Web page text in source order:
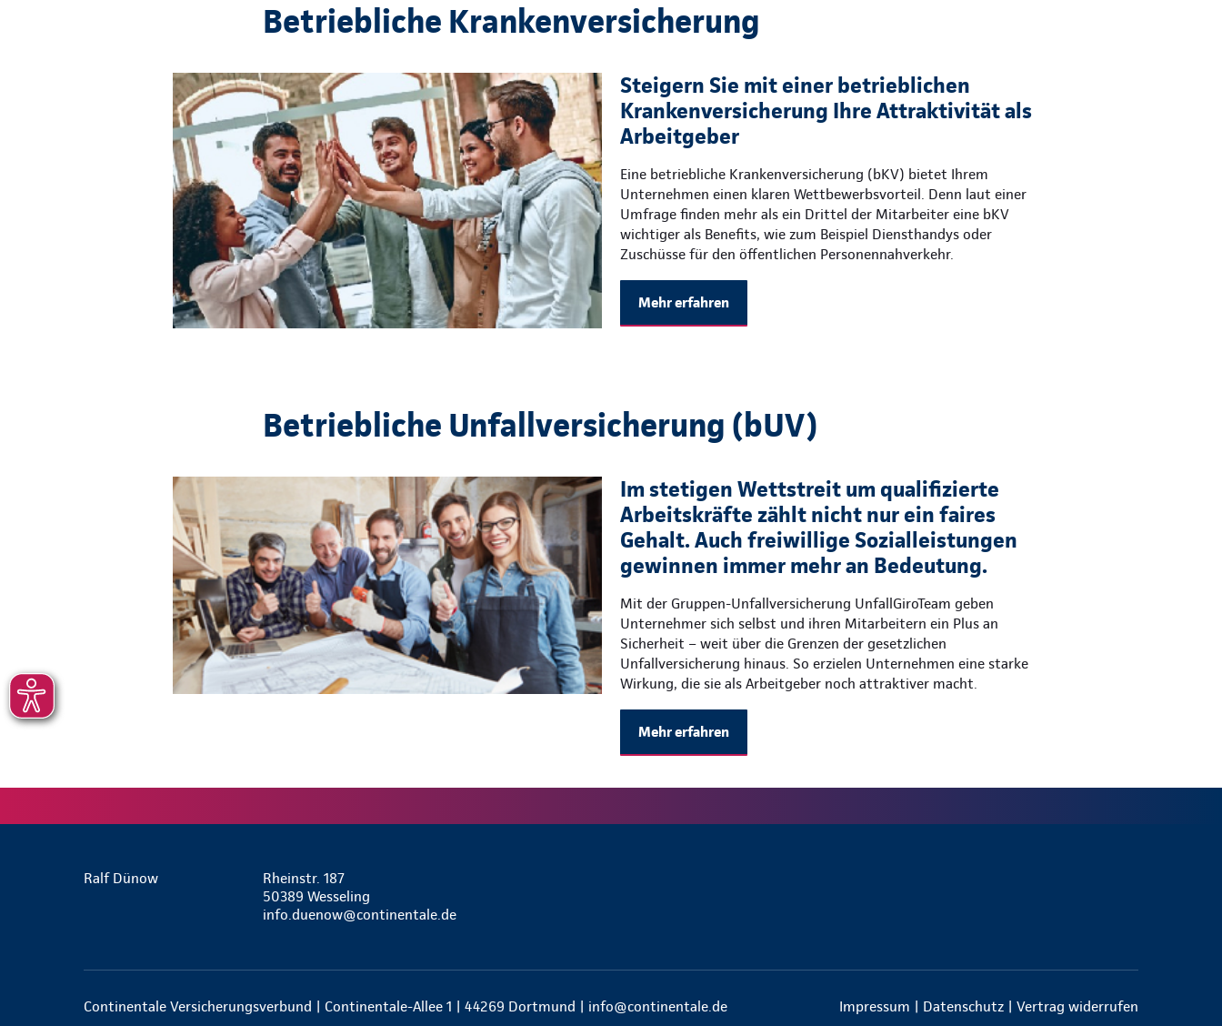
Betriebliche Krankenversicherung
Steigern Sie mit einer betrieblichen
Krankenversicherung Ihre Attraktivität als
Arbeitgeber
Eine betriebliche Krankenversicherung (bKV) bietet Ihrem
Unternehmen einen klaren Wettbewerbsvorteil. Denn laut einer
Umfrage finden mehr als ein Drittel der Mitarbeiter eine bKV
wichtiger als Benefits, wie zum Beispiel Diensthandys oder
Zuschüsse für den öffentlichen Personennahverkehr.
Mehr erfahren
Betriebliche Unfallversicherung (bUV)
Im stetigen Wettstreit um qualifizierte
Arbeitskräfte zählt nicht nur ein faires
Gehalt. Auch freiwillige Sozialleistungen
gewinnen immer mehr an Bedeutung.
Mit der Gruppen-Unfallversicherung UnfallGiroTeam geben
Unternehmer sich selbst und ihren Mitarbeitern ein Plus an
Sicherheit – weit über die Grenzen der gesetzlichen
Unfallversicherung hinaus. So erzielen Unternehmen eine starke
Wirkung, die sie als Arbeitgeber noch attraktiver macht.
Mehr erfahren
Ralf Dünow
Rheinstr. 187
50389 Wesseling
info.duenow@continentale.de
Continentale Versicherungsverbund | Continentale-Allee 1 | 44269 Dortmund | info@continentale.de Impressum | Datenschutz| Vertrag widerrufen